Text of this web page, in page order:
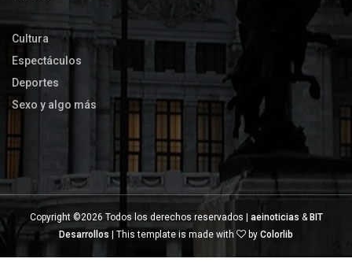
Cultura
Espectáculos
Deportes
Sexo y algo más
Copyright ©2026 Todos los derechos reservados | aeinoticias & BIT
Desarrollos | This template is made with by Colorlib